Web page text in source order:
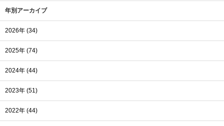
年別アーカイブ
2026年 (34)
2025年 (74)
2024年 (44)
2023年 (51)
2022年 (44)